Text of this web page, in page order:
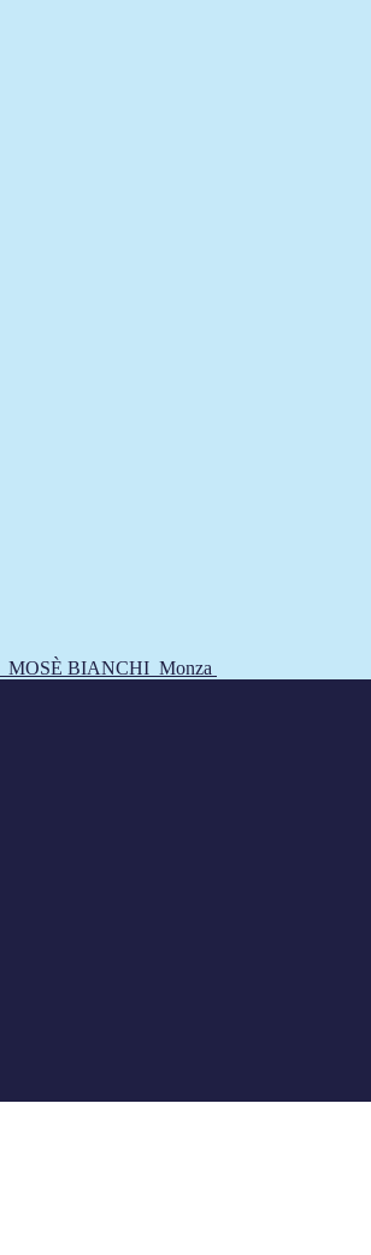
MOSÈ BIANCHI Monza